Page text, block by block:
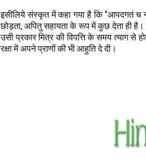
इसीलिये संस्कृत में कहा गया है कि "आपदगतं च न
छोड़ता, अपितु सहायता के रूप में कुछ देता ही है।
उसी प्रकार मित्र की विपत्ति के समय त्याग से
रक्षा में अपने प्राणों की भी आहुति दे दी।